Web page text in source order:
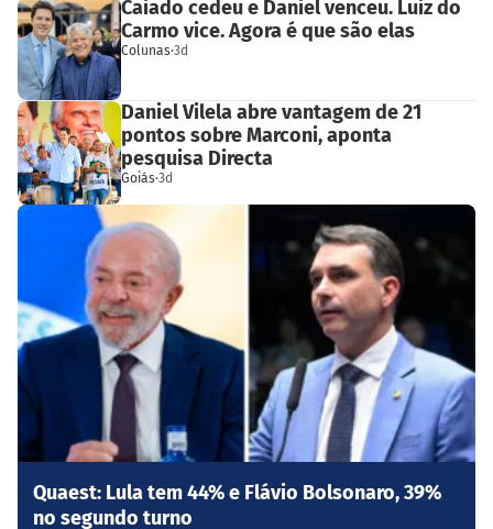
Caiado cedeu e Daniel venceu. Luiz do
Carmo vice. Agora é que são elas
Colunas·3d
Daniel Vilela abre vantagem de 21
pontos sobre Marconi, aponta
pesquisa Directa
Goiás·3d
Quaest: Lula tem 44% e Flávio Bolsonaro, 39%
no segundo turno